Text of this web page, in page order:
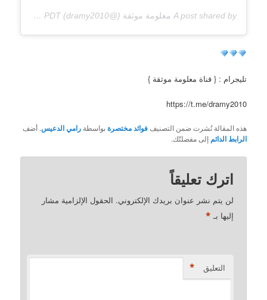
A post shared by معلومة موثقة (@dramy2010) on
May 21, 2017 at 12:58am PDT
تليجرام : { قناة معلومة موثقة }
https://t.me/dramy2010
هذه المقالة نُشرت ضمن التصنيففوائد مختصرةبواسطةرامي الدعيس. أضف
الرابط الدائم إلى مفضلتّك.
اترك تعليقاً
لن يتم نشر عنوان بريدك الإلكتروني. الحقول الإلزامية مشار
إليها بـ *
التعليق *